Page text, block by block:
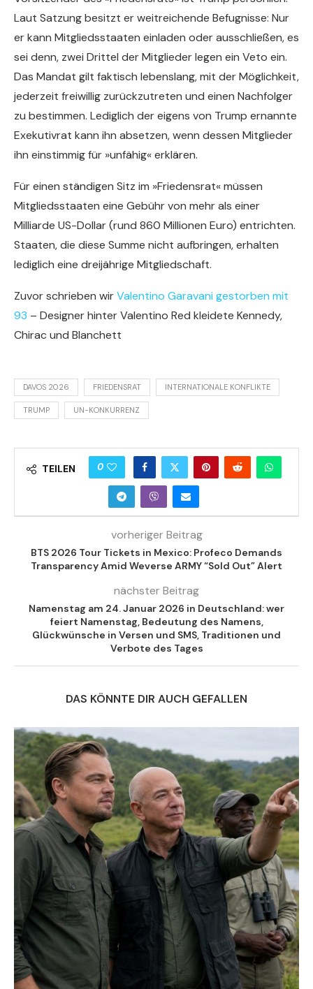
Laut Satzung besitzt er weitreichende Befugnisse: Nur
er kann Mitgliedsstaaten einladen oder ausschließen, es
sei denn, zwei Drittel der Mitglieder legen ein Veto ein.
Das Mandat gilt faktisch lebenslang, mit der Möglichkeit,
jederzeit freiwillig zurückzutreten und einen Nachfolger
zu bestimmen. Lediglich der eigens von Trump ernannte
Exekutivrat kann ihn absetzen, wenn dessen Mitglieder
ihn einstimmig für »unfähig« erklären.
Für einen ständigen Sitz im »Friedensrat« müssen
Mitgliedsstaaten eine Gebühr von mehr als einer
Milliarde US-Dollar (rund 860 Millionen Euro) entrichten.
Staaten, die diese Summe nicht aufbringen, erhalten
lediglich eine dreijährige Mitgliedschaft.
Zuvor schrieben wirValentino Garavani gestorben mit
93 – Designer hinter Valentino Red kleidete Kennedy,
Chirac und Blanchett
DAVOS 2026 FRIEDENSRAT INTERNATIONALE KONFLIKTE
TRUMP UN-KONKURRENZ
TEILEN 0
vorheriger Beitrag
BTS 2026 Tour Tickets in Mexico: Profeco Demands
Transparency Amid Weverse ARMY “Sold Out” Alert
nächster Beitrag
Namenstag am 24. Januar 2026 in Deutschland: wer
feiert Namenstag, Bedeutung des Namens,
Glückwünsche in Versen und SMS, Traditionen und
Verbote des Tages
DAS KÖNNTE DIR AUCH GEFALLEN